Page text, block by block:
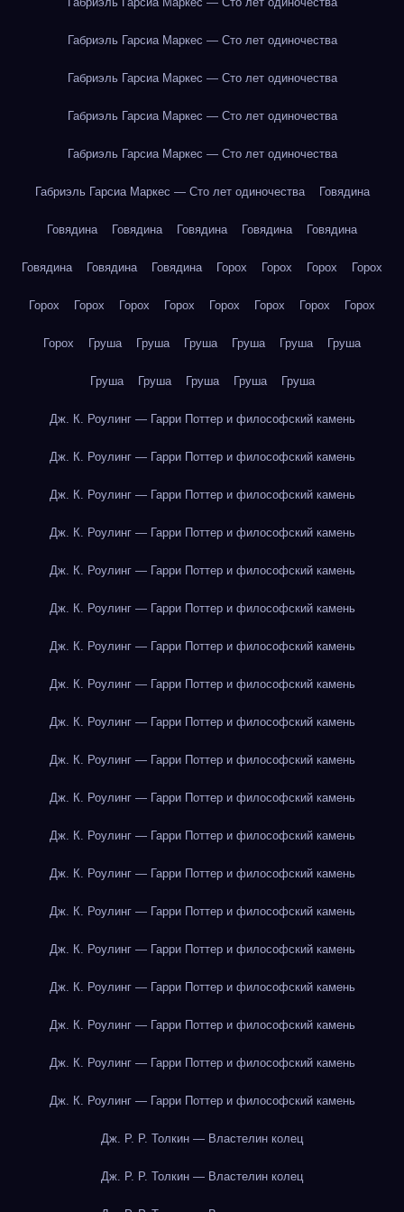
Габриэль Гарсиа Маркес — Сто лет одиночества
Габриэль Гарсиа Маркес — Сто лет одиночества
Габриэль Гарсиа Маркес — Сто лет одиночества
Габриэль Гарсиа Маркес — Сто лет одиночества
Габриэль Гарсиа Маркес — Сто лет одиночества Говядина
Говядина Говядина Говядина Говядина Говядина
Говядина Говядина Говядина Горох Горох Горох Горох
Горох Горох Горох Горох Горох Горох Горох Горох
Горох Груша Груша Груша Груша Груша Груша
Груша Груша Груша Груша Груша
Дж. К. Роулинг — Гарри Поттер и философский камень
Дж. К. Роулинг — Гарри Поттер и философский камень
Дж. К. Роулинг — Гарри Поттер и философский камень
Дж. К. Роулинг — Гарри Поттер и философский камень
Дж. К. Роулинг — Гарри Поттер и философский камень
Дж. К. Роулинг — Гарри Поттер и философский камень
Дж. К. Роулинг — Гарри Поттер и философский камень
Дж. К. Роулинг — Гарри Поттер и философский камень
Дж. К. Роулинг — Гарри Поттер и философский камень
Дж. К. Роулинг — Гарри Поттер и философский камень
Дж. К. Роулинг — Гарри Поттер и философский камень
Дж. К. Роулинг — Гарри Поттер и философский камень
Дж. К. Роулинг — Гарри Поттер и философский камень
Дж. К. Роулинг — Гарри Поттер и философский камень
Дж. К. Роулинг — Гарри Поттер и философский камень
Дж. К. Роулинг — Гарри Поттер и философский камень
Дж. К. Роулинг — Гарри Поттер и философский камень
Дж. К. Роулинг — Гарри Поттер и философский камень
Дж. К. Роулинг — Гарри Поттер и философский камень
Дж. Р. Р. Толкин — Властелин колец
Дж. Р. Р. Толкин — Властелин колец